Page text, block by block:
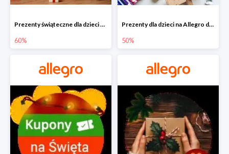
Prezenty świąteczne dla dzieci na Allegro do -60%
60%
Prezenty dla dzieci na Allegro do -50%
50%